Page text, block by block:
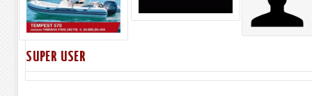
SUPER USER